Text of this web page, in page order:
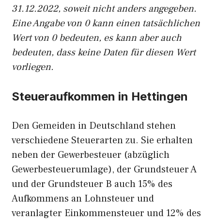
31.12.2022, soweit nicht anders angegeben.
Eine Angabe von 0 kann einen tatsächlichen
Wert von 0 bedeuten, es kann aber auch
bedeuten, dass keine Daten für diesen Wert
vorliegen.
Steueraufkommen in Hettingen
Den Gemeiden in Deutschland stehen
verschiedene Steuerarten zu. Sie erhalten
neben der Gewerbesteuer (abzüglich
Gewerbesteuerumlage), der Grundsteuer A
und der Grundsteuer B auch 15% des
Aufkommens an Lohnsteuer und
veranlagter Einkommensteuer und 12% des